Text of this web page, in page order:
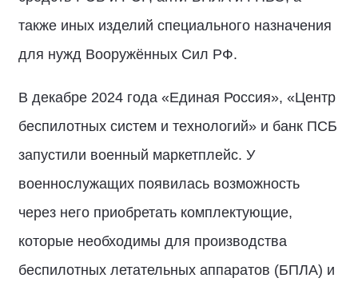
также иных изделий специального назначения
для нужд Вооружённых Сил РФ.
В декабре 2024 года «Единая Россия», «Центр
беспилотных систем и технологий» и банк ПСБ
запустили военный маркетплейс. У
военнослужащих появилась возможность
через него приобретать комплектующие,
которые необходимы для производства
беспилотных летательных аппаратов (БПЛА) и